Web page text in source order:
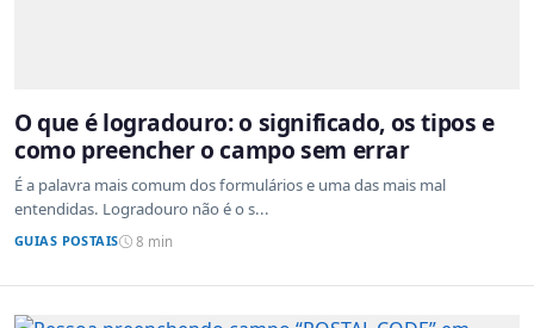
O que é logradouro: o significado, os tipos e
como preencher o campo sem errar
É a palavra mais comum dos formulários e uma das mais mal
entendidas. Logradouro não é o s...
GUIAS POSTAIS 8 min